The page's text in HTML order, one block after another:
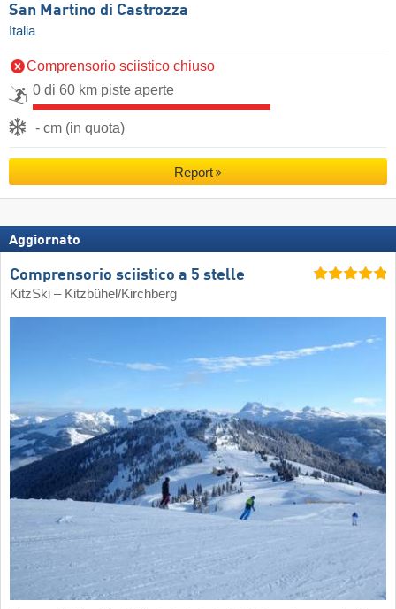
San Martino di Castrozza
Italia
Comprensorio sciistico chiuso
0 di 60 km piste aperte
- cm (in quota)
Report
Aggiornato
Comprensorio sciistico a 5 stelle
KitzSki – Kitzbühel/​Kirchberg